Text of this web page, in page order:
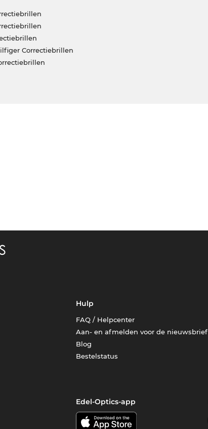
Correctiebrillen
Hulp
FAQ / Helpcenter
Aan- en afmelden voor de nieuwsbrief
Blog
Bestelstatus
Edel-Optics-app